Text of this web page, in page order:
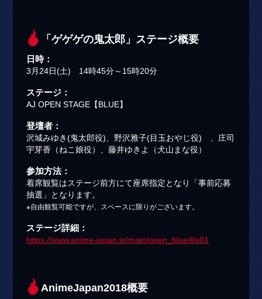
「ゲゲゲの鬼太郎」ステージ概要
日時：
3月24日(土) 14時45分～15時20分
ステージ：
AJ OPEN STAGE【BLUE】
登壇者：
沢城みゆき(鬼太郎役)、野沢雅子(目玉おやじ役) 、庄司
宇芽香（ねこ娘役）、藤井ゆきよ（犬山まな役）
参加方法：
着席観覧はステージ前方にて座席指定となり「事前応募
抽選」となります。
※自由観覧可能ですが、スペースに限りがございます。
ステージ詳細：
https://www.anime-japan.jp/main/open_blue/#a01
AnimeJapan2018概要